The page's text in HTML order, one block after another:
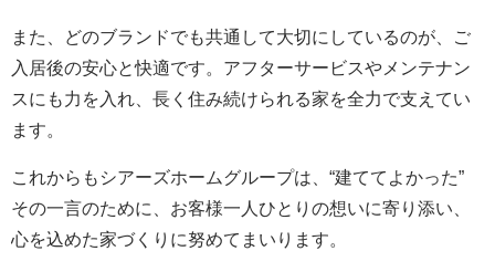
また、どのブランドでも共通して大切にしているのが、ご
入居後の安心と快適です。アフターサービスやメンテナン
スにも力を入れ、長く住み続けられる家を全力で支えてい
ます。
これからもシアーズホームグループは、“建ててよかった”
その一言のために、お客様一人ひとりの想いに寄り添い、
心を込めた家づくりに努めてまいります。